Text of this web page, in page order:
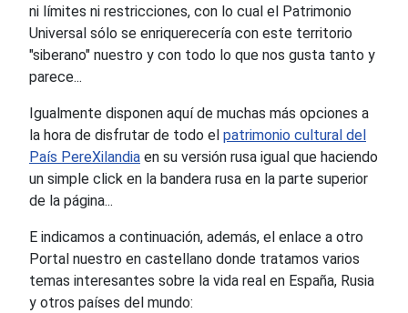
ni límites ni restricciones, con lo cual el Patrimonio
Universal sólo se enriquerecería con este territorio
"siberano" nuestro y con todo lo que nos gusta tanto y
parece...
Igualmente disponen aquí de muchas más opciones a
la hora de disfrutar de todo el patrimonio cultural del
País PereXilandia en su versión rusa igual que haciendo
un simple click en la bandera rusa en la parte superior
de la página...
E indicamos a continuación, además, el enlace a otro
Portal nuestro en castellano donde tratamos varios
temas interesantes sobre la vida real en España, Rusia
y otros países del mundo: